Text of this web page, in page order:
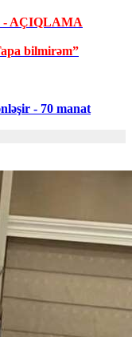
- AÇIQLAMA
bilmirəm”
- 70 manat